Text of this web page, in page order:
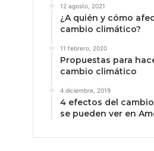
12 agosto, 2021
¿A quién y cómo
cambio climático?
11 febrero, 2020
Propuestas para
cambio climático
4 diciembre, 2019
4 efectos del
se pueden ver en